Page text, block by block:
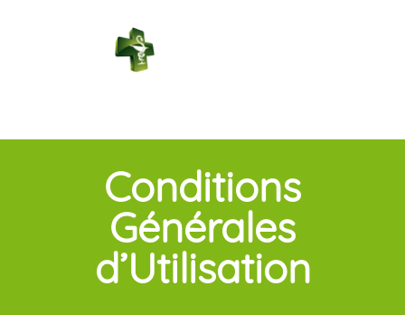
Conditions
Générales
d’Utilisation